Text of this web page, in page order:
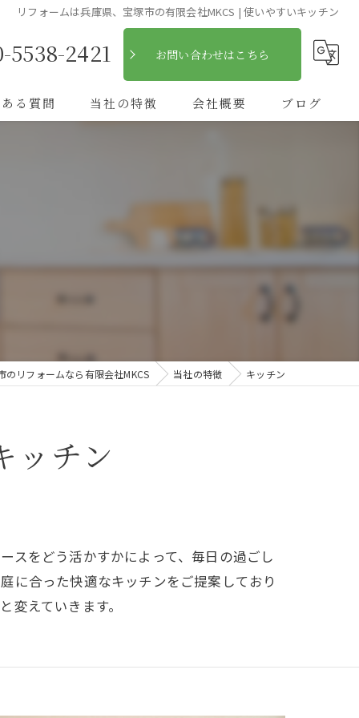
リフォームは兵庫県、宝塚市の有限会社MKCS | 使いやすいキッチン
5538-2421 お問い合わせはこちら
る質問 当社の特徴
キッチン
木造
会社概要 ブログ
のリフォームなら有限会社MKCS 当社の特徴 キッチン
ッチン
スをどう活かすかによって、毎日の過ごし
に合った快適なキッチンをご提案しており
えていきます。